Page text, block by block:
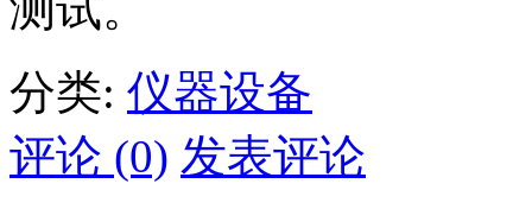
分类: 仪器设备
评论 (0) 发表评论